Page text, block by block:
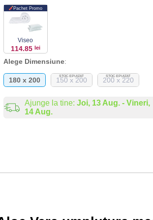
Pachet Promo
Viseo
114.85 lei
Alege Dimensiune:
180 x 200 150 x 200
STOC EPUIZAT
200 x 220
STOC EPUIZAT
Ajunge la tine: Joi, 13 Aug. - Vineri,
14 Aug.